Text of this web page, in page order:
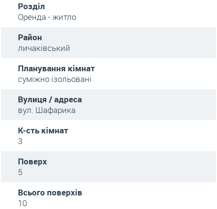
Розділ
Оренда - житло
Район
личаківський
Планування кімнат
суміжно ізольовані
Вулиця / адреса
вул. Шафарика
К-сть кімнат
3
Поверх
5
Всього поверхів
10